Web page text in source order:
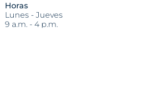
Horas
Lunes - Jueves
9 a.m. - 4 p.m.